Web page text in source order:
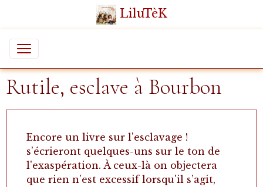
LiluTèK
Rutile, esclave à Bourbon
Encore un livre sur l'esclavage !
s’écrieront quelques-uns sur le ton de
l'exaspération. À ceux-là on objectera
que rien n’est excessif lorsqu'il s’agit,